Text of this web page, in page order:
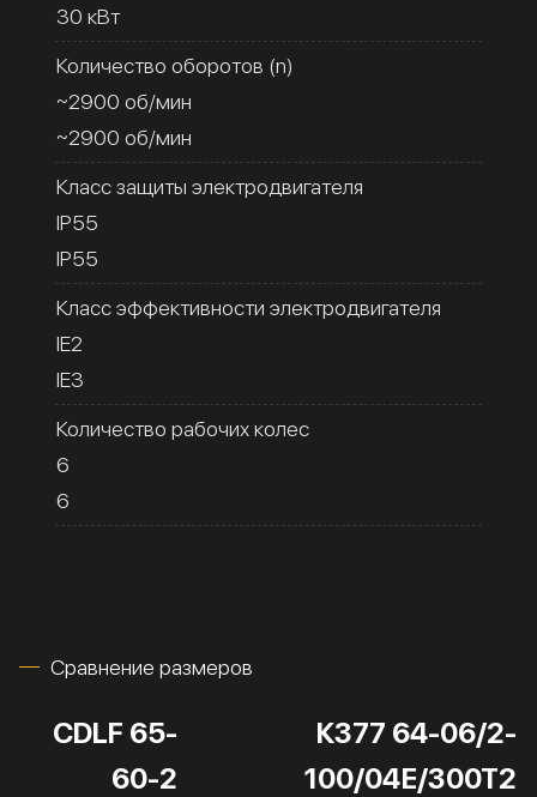
30 кВт
Количество оборотов (n)
~2900 об/мин
~2900 об/мин
Класс защиты электродвигателя
IP55
IP55
Класс эффективности электродвигателя
IE2
IE3
Количество рабочих колес
6
6
Сравнение размеров
CDLF 65-
60-2
К377 64-06/2-
100/04Е/300Т2